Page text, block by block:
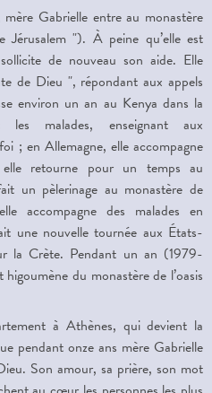
Gabrielle entre au monastère
"). À peine qu’elle est
de nouveau son aide. Elle
de Dieu ", répondant aux appels
environ un an au Kenya dans la
les malades, enseignant aux
; en Allemagne, elle accompagne
retourne pour un temps au
un pèlerinage au monastère de
accompagne des malades en
une nouvelle tournée aux États-
la Crète. Pendant un an (1979-
du monastère de l’oasis
à Athènes, qui devient la
pendant onze ans mère Gabrielle
Son amour, sa prière, son mot